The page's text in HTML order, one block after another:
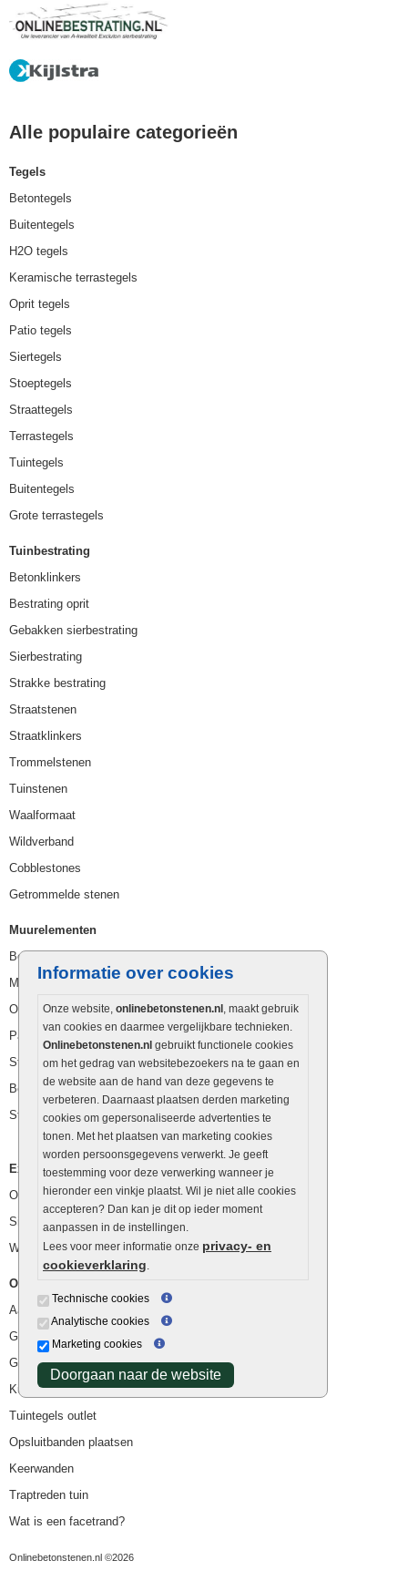
Informatie over cookies
Onze website, onlinebetonstenen.nl , maakt gebruik
van cookies en daarmee vergelijkbare technieken.
Onlinebetonstenen.nl gebruikt functionele cookies
om het gedrag van websitebezoekers na te gaan en
de website aan de hand van deze gegevens te
verbeteren. Daarnaast plaatsen derden marketing
cookies om gepersonaliseerde advertenties te
tonen. Met het plaatsen van marketing cookies
worden persoonsgegevens verwerkt. Je geeft
toestemming voor deze verwerking wanneer je
hieronder een vinkje plaatst. Wil je niet alle cookies
accepteren? Dan kan je dit op ieder moment
aanpassen in de instellingen.
Lees voor meer informatie onze privacy- en
cookieverklaring.
Technische cookies
Analytische cookies
Marketing cookies
Doorgaan naar de website
Alle populaire categorieën
Tegels
Betontegels
Buitentegels
H2O tegels
Keramische terrastegels
Oprit tegels
Patio tegels
Siertegels
Stoeptegels
Straattegels
Terrastegels
Tuintegels
Buitentegels
Grote terrastegels
Tuinbestrating
Betonklinkers
Bestrating oprit
Gebakken sierbestrating
Sierbestrating
Strakke bestrating
Straatstenen
Straatklinkers
Trommelstenen
Tuinstenen
Waalformaat
Wildverband
Cobblestones
Getrommelde stenen
Muurelementen
Betonbielzen
Muurstenen
Opsluitbanden
Palissaden
Stapelblokken
Betonblokken
Stapelstenen
Extra benodigdheden
Ophoogzand
Siergrind en siersplit
Waterafvoer
Overig
Aanbiedingen
Goedkope bestrating
Goedkope tuintegels
Kunstgras
Tuintegels outlet
Opsluitbanden plaatsen
Keerwanden
Traptreden tuin
Wat is een facetrand?
Onlinebetonstenen.nl ©2026